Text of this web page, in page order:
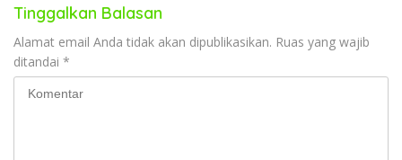
Tinggalkan Balasan
Alamat email Anda tidak akan dipublikasikan. Ruas yang wajib
ditandai *